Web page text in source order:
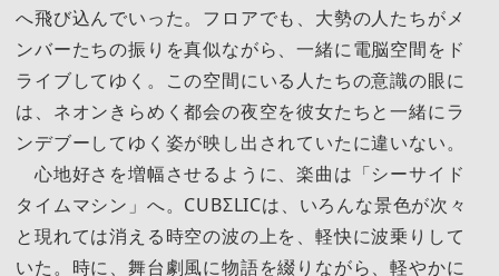
へ飛び込んでいった。フロアでも、大勢の人たちがメ
ンバーたちの振りを真似ながら、一緒に電脳空間をド
ライブしてゆく。この空間にいる人たちの意識の眼に
は、ネオンきらめく都会の夜空を彼女たちと一緒にラ
ンデブーしてゆく姿が映し出されていたに違いない。
心地好さを増幅させるように、楽曲は「シーサイド
タイムマシン」へ。CUBΣLICは、いろんな景色が次々
と現れては消える時空の波の上を、軽快に波乗りして
いた。時に、舞台劇風に物語を綴りながら、軽やかに